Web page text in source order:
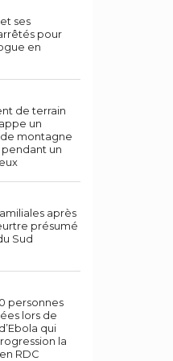
ses
pour
en
de terrain
un
montagne
un
après
présumé
Sud
personnes
lors de
qui
la
RDC